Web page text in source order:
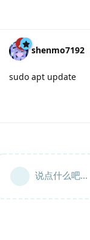
shenmo7192
sudo apt update
说点什么吧...